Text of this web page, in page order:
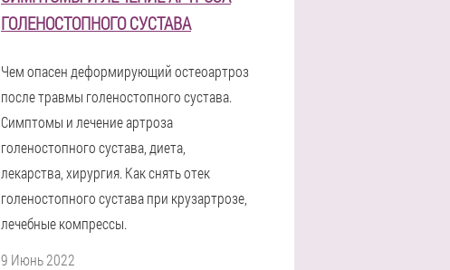
ГОЛЕНОСТОПНОГО СУСТАВА
Чем опасен деформирующий остеоартроз
после травмы голеностопного сустава.
Симптомы и лечение артроза
голеностопного сустава, диета,
лекарства, хирургия. Как снять отек
голеностопного сустава при крузартрозе,
лечебные компрессы.
9 Июнь 2022